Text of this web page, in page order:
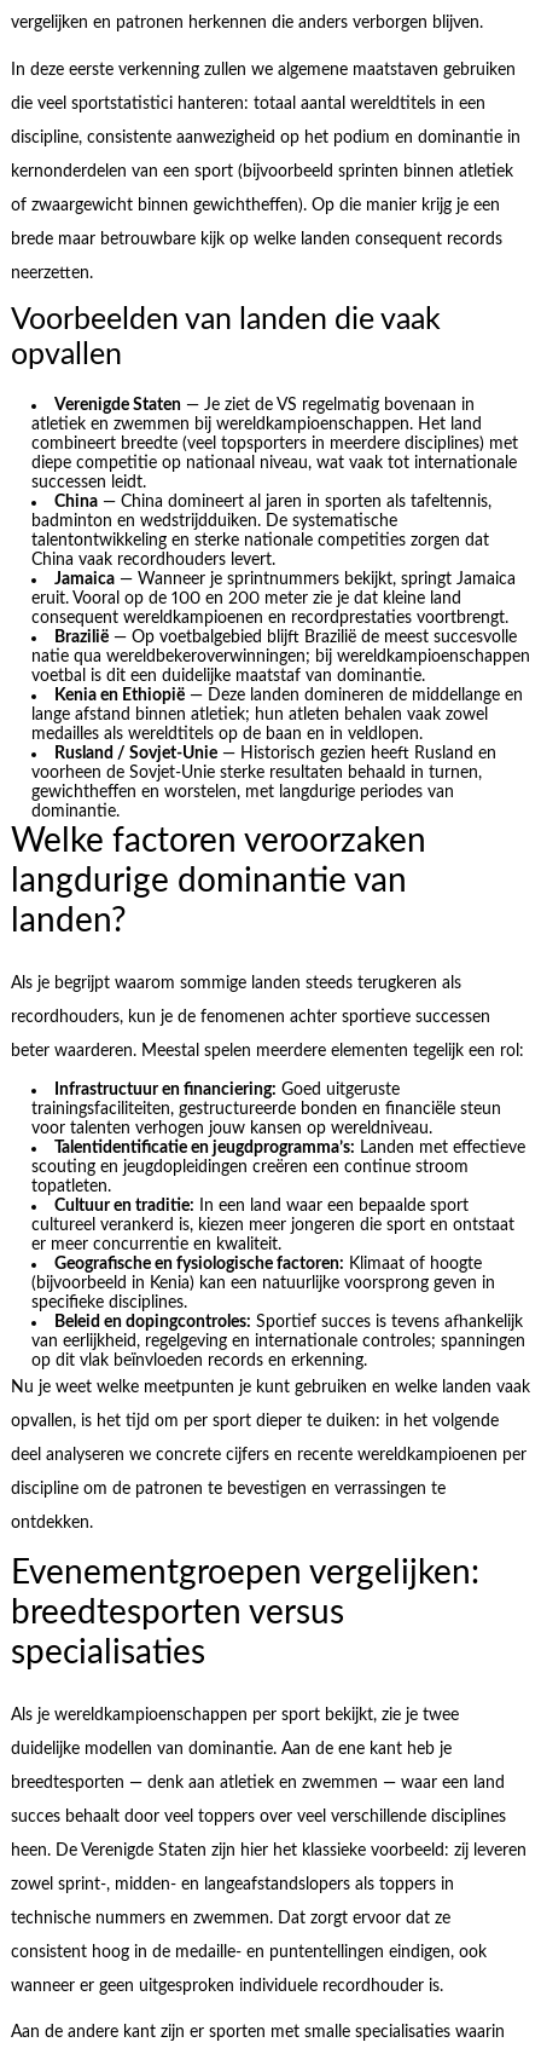
vergelijken en patronen herkennen die anders verborgen blijven.
In deze eerste verkenning zullen we algemene maatstaven gebruiken
die veel sportstatistici hanteren: totaal aantal wereldtitels in een
discipline, consistente aanwezigheid op het podium en dominantie in
kernonderdelen van een sport (bijvoorbeeld sprinten binnen atletiek
of zwaargewicht binnen gewichtheffen). Op die manier krijg je een
brede maar betrouwbare kijk op welke landen consequent records
neerzetten.
Voorbeelden van landen die vaak
opvallen
Verenigde Staten — Je ziet de VS regelmatig bovenaan in
atletiek en zwemmen bij wereldkampioenschappen. Het land
combineert breedte (veel topsporters in meerdere disciplines) met
diepe competitie op nationaal niveau, wat vaak tot internationale
successen leidt.
China — China domineert al jaren in sporten als tafeltennis,
badminton en wedstrijdduiken. De systematische
talentontwikkeling en sterke nationale competities zorgen dat
China vaak recordhouders levert.
Jamaica — Wanneer je sprintnummers bekijkt, springt Jamaica
eruit. Vooral op de 100 en 200 meter zie je dat kleine land
consequent wereldkampioenen en recordprestaties voortbrengt.
Brazilië — Op voetbalgebied blijft Brazilië de meest succesvolle
natie qua wereldbekeroverwinningen; bij wereldkampioenschappen
voetbal is dit een duidelijke maatstaf van dominantie.
Kenia en Ethiopië — Deze landen domineren de middellange en
lange afstand binnen atletiek; hun atleten behalen vaak zowel
medailles als wereldtitels op de baan en in veldlopen.
Rusland / Sovjet-Unie — Historisch gezien heeft Rusland en
voorheen de Sovjet-Unie sterke resultaten behaald in turnen,
gewichtheffen en worstelen, met langdurige periodes van
dominantie.
Welke factoren veroorzaken
langdurige dominantie van
landen?
Als je begrijpt waarom sommige landen steeds terugkeren als
recordhouders, kun je de fenomenen achter sportieve successen
beter waarderen. Meestal spelen meerdere elementen tegelijk een rol:
Infrastructuur en financiering: Goed uitgeruste
trainingsfaciliteiten, gestructureerde bonden en financiële steun
voor talenten verhogen jouw kansen op wereldniveau.
Talentidentificatie en jeugdprogramma’s: Landen met effectieve
scouting en jeugdopleidingen creëren een continue stroom
topatleten.
Cultuur en traditie: In een land waar een bepaalde sport
cultureel verankerd is, kiezen meer jongeren die sport en ontstaat
er meer concurrentie en kwaliteit.
Geografische en fysiologische factoren: Klimaat of hoogte
(bijvoorbeeld in Kenia) kan een natuurlijke voorsprong geven in
specifieke disciplines.
Beleid en dopingcontroles: Sportief succes is tevens afhankelijk
van eerlijkheid, regelgeving en internationale controles; spanningen
op dit vlak beïnvloeden records en erkenning.
Nu je weet welke meetpunten je kunt gebruiken en welke landen vaak
opvallen, is het tijd om per sport dieper te duiken: in het volgende
deel analyseren we concrete cijfers en recente wereldkampioenen per
discipline om de patronen te bevestigen en verrassingen te
ontdekken.
Evenementgroepen vergelijken:
breedtesporten versus
specialisaties
Als je wereldkampioenschappen per sport bekijkt, zie je twee
duidelijke modellen van dominantie. Aan de ene kant heb je
breedtesporten — denk aan atletiek en zwemmen — waar een land
succes behaalt door veel toppers over veel verschillende disciplines
heen. De Verenigde Staten zijn hier het klassieke voorbeeld: zij leveren
zowel sprint-, midden- en langeafstandslopers als toppers in
technische nummers en zwemmen. Dat zorgt ervoor dat ze
consistent hoog in de medaille- en puntentellingen eindigen, ook
wanneer er geen uitgesproken individuele recordhouder is.
Aan de andere kant zijn er sporten met smalle specialisaties waarin